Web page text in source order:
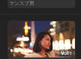
マンスプ男
Vol.1